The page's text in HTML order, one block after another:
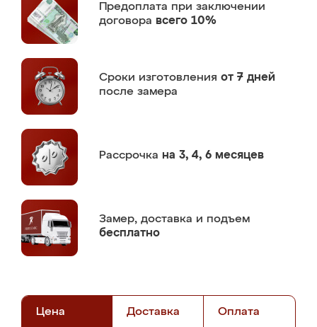
Предоплата при заключении
договора всего 10%
Сроки изготовления от 7 дней
после замера
Рассрочка на 3, 4, 6 месяцев
Замер, доставка и подъем
бесплатно
Цена Доставка Оплата